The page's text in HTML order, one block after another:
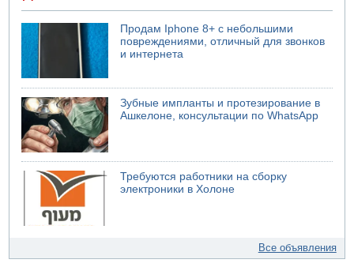
Продам Iphone 8+ с небольшими
повреждениями, отличный для звонков
и интернета
Зубные импланты и протезирование в
Ашкелоне, консультации по WhatsApp
Требуются работники на сборку
электроники в Холоне
Все объявления